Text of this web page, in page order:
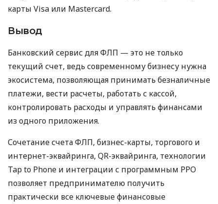
карты Visa или Mastercard.
Вывод
Банковский сервис для ФЛП — это не только
текущий счет, ведь современному бизнесу нужна
экосистема, позволяющая принимать безналичные
платежи, вести расчеты, работать с кассой,
контролировать расходы и управлять финансами
из одного приложения.
Сочетание счета ФЛП, бизнес-карты, торгового и
интернет-эквайринга, QR-эквайринга, технологии
Tap to Phone и интеграции с программным РРО
позволяет предпринимателю получить
практически все ключевые финансовые